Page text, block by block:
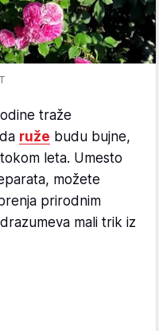
traže
ruže budu bujne,
leta. Umesto
možete
prirodnim
mali trik iz